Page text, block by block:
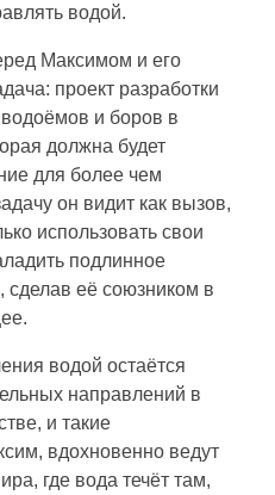
водой.
Максимом и его
проект разработки
и боров в
должна будет
для более чем
он видит как вызов,
использовать свои
подлинное
сделав её союзником в
водой остаётся
направлений в
и такие
вдохновенно ведут
где вода течёт там,